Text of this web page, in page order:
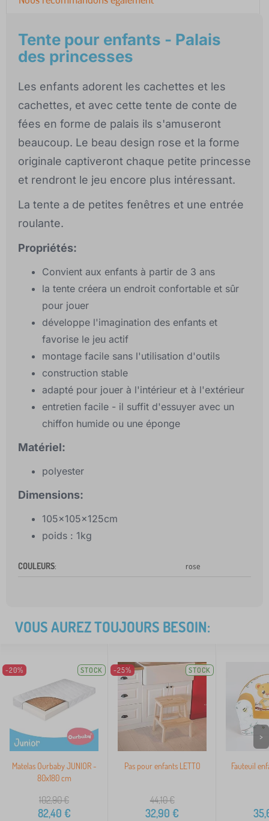
Tente pour enfants - Palais
des princesses
Les enfants adorent les cachettes et les
cachettes, et avec cette tente de conte de
fées en forme de palais ils s'amuseront
beaucoup. Le beau design rose et la forme
originale captiveront chaque petite princesse
et rendront le jeu encore plus intéressant.
La tente a de petites fenêtres et une entrée
roulante.
Propriétés:
Convient aux enfants à partir de 3 ans
la tente créera un endroit confortable et sûr
pour jouer
développe l'imagination des enfants et
favorise le jeu actif
montage facile sans l'utilisation d'outils
construction stable
adapté pour jouer à l'intérieur et à l'extérieur
entretien facile - il suffit d'essuyer avec un
chiffon humide ou une éponge
Matériel:
polyester
Dimensions:
105x105x125cm
poids : 1kg
COULEURS: rose
VOUS AUREZ TOUJOURS BESOIN:
-20% STOCK
Matelas Ourbaby JUNIOR -
80x180 cm
102,90€
82,40 €
-25% STOCK
Pas pour enfants LETTO
44,10€
32,90 €
Fauteuil
>